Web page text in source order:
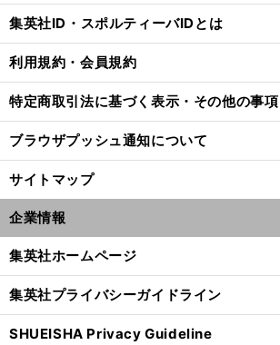
集英社ID・スポルティーバIDとは
利用規約・会員規約
特定商取引法に基づく表示・その他の事項
ブラウザプッシュ通知について
サイトマップ
企業情報
集英社ホームページ
集英社プライバシーガイドライン
SHUEISHA Privacy Guideline